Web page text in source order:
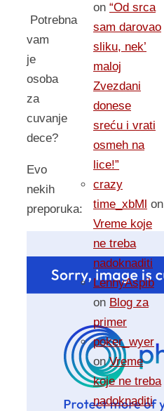
Potrebna
vam
je
osoba
za
cuvanje
dece?
Evo
nekih
preporuka:
on “Od srca
sam darovao
sliku, nek’
maloj
Zvezdani
donese
sreću i vrati
osmeh na
lice!”
crazy
time_xbMl on
Vreme koje
ne treba
nadoknaditi
LennyAspib
on Blog za
primer
poker_wyer
onVreme
koje ne treba
nadoknaditi